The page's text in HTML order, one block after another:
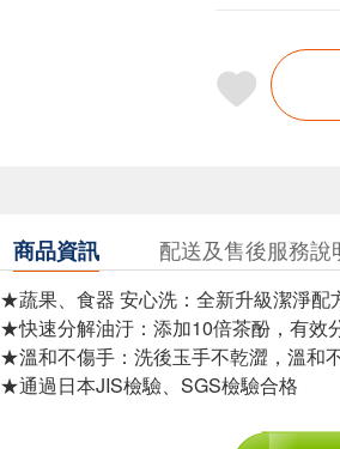
商品資訊 配送及售後服務說
★蔬果、食器 安心洗：全新升級潔淨配
★快速分解油汙：添加10倍茶酚，有效
★溫和不傷手：洗後玉手不乾澀，溫和
★通過日本JIS檢驗、SGS檢驗合格